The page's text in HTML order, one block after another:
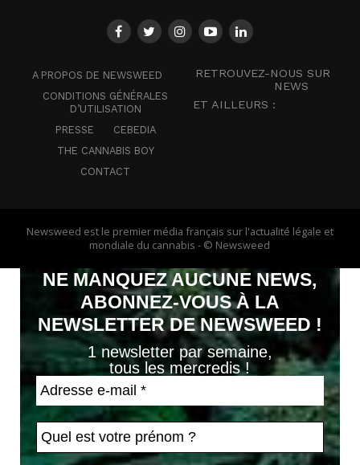
A PROPOS DE NEWSWEED
CONDITIONS GÉNÉRALES
D’UTILISATION
PRESSE
CEBEDIA
THE CANNABIS BOY
CONTACT
RETROUVEZ-NOUS SUR
NEWS
ET AILLEURS :
Newsweed est le premier média français sur l'actualité légale et
mondiale du cannabis - © Newsweed
NE MANQUEZ AUCUNE NEWS,
ABONNEZ-VOUS À LA
NEWSLETTER DE NEWSWEED !
1 newsletter par semaine,
tous les mercredis !